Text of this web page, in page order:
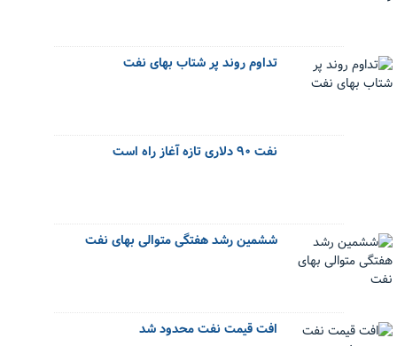
تداوم روند پر شتاب بهای نفت
نفت ۹۰ دلاری تازه آغاز راه است
ششمین رشد هفتگی متوالی بهای نفت
افت قیمت نفت محدود شد